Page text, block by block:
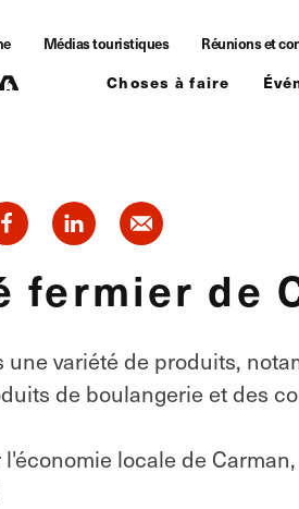
Médias touristiques Réunions et
Choses à faire
fermier de
une variété de produits,
de boulangerie et des
locale de